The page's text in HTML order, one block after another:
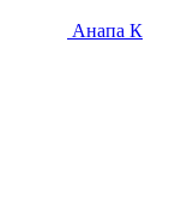
Анапа К